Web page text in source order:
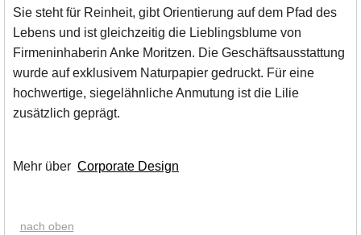
Sie steht für Reinheit, gibt Orientierung auf dem Pfad des
Lebens und ist gleichzeitig die Lieblingsblume von
Firmeninhaberin Anke Moritzen. Die Geschäftsausstattung
wurde auf exklusivem Naturpapier gedruckt. Für eine
hochwertige, siegelähnliche Anmutung ist die Lilie
zusätzlich geprägt.
Mehr über Corporate Design
nach oben